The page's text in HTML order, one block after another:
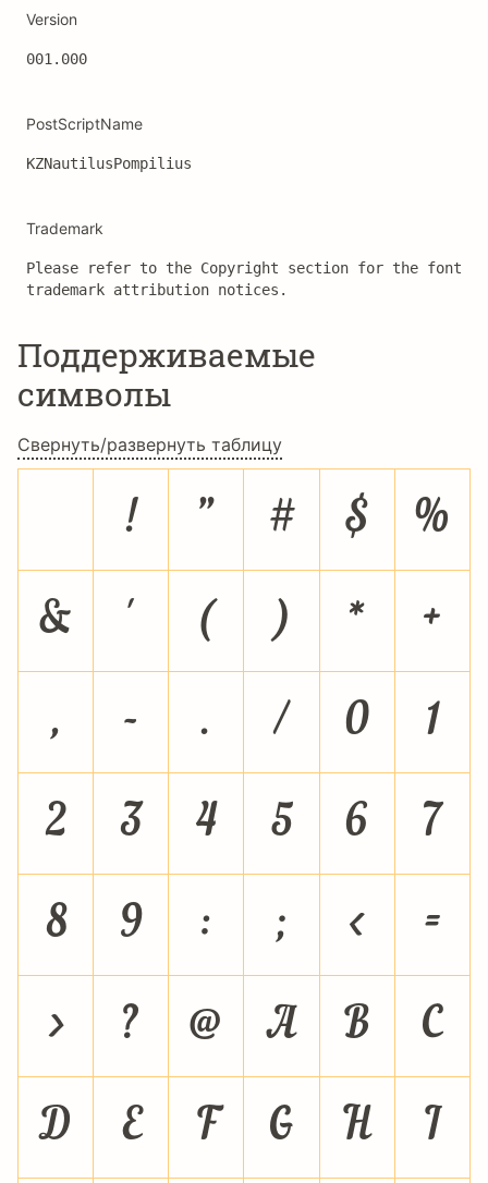
Version
001.000
PostScriptName
KZNautilusPompilius
Trademark
Please refer to the Copyright section for the font
trademark attribution notices.
Поддерживаемые
символы
Свернуть/развернуть таблицу
! " # $ %
& ' ( ) * +
, - . / 0 1
2 3 4 5 6 7
8 9 : ; < =
> ? @ A B C
D E F G H I